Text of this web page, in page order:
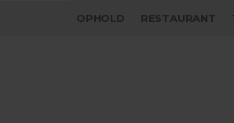
OPHOLD RESTAURANT